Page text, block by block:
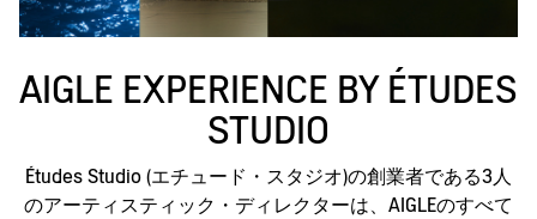
ログイン/会員登録で送料＆返品無料
AIGLE CLUB ポイントサービス終了のお知らせ
AIGLE EXPERIENCE BY ÉTUDES
STUDIO
Études Studio (エチュード・スタジオ)の創業者である3人
のアーティスティック・ディレクターは、AIGLEのすべて